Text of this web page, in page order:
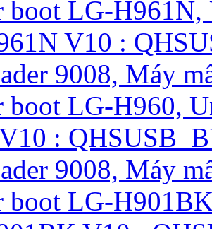
boot LG-
V10 :
9008, Máy
boot LG-H960,
:
9008, Máy
boot LG-